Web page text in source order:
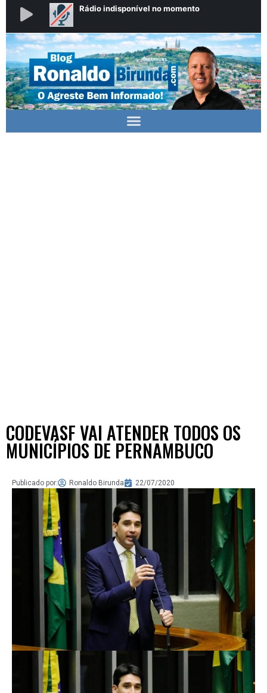
CODEVASF VAI ATENDER TODOS OS
MUNICÍPIOS DE PERNAMBUCO
Publicado por: Ronaldo Birunda 22/07/2020